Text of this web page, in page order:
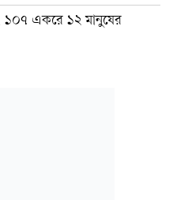
১০৭ একরে ১২ মানুষের